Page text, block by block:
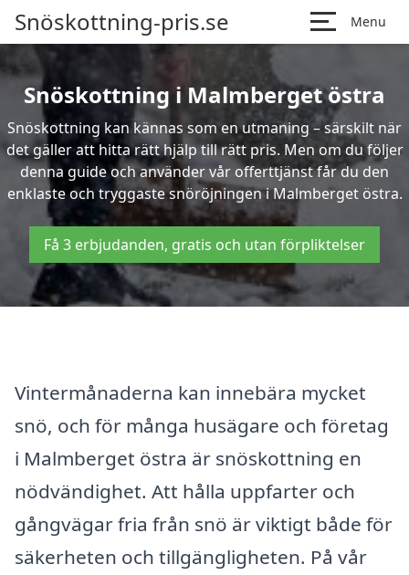
Snöskottning-pris.se Menu
Snöskottning i Malmberget östra
Snöskottning kan kännas som en utmaning – särskilt när
det gäller att hitta rätt hjälp till rätt pris. Men om du följer
denna guide och använder vår offerttjänst får du den
enklaste och tryggaste snöröjningen i Malmberget östra.
Få 3 erbjudanden, gratis och utan förpliktelser
Vintermånaderna kan innebära mycket
snö, och för många husägare och företag
i Malmberget östra är snöskottning en
nödvändighet. Att hålla uppfarter och
gångvägar fria från snö är viktigt både för
säkerheten och tillgängligheten. På vår